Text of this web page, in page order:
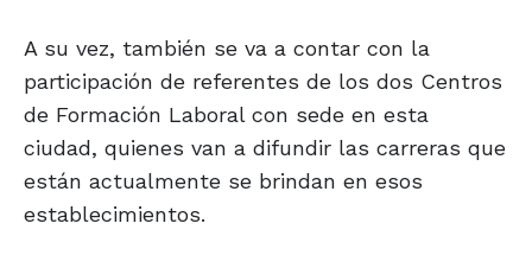
A su vez, también se va a contar con la
participación de referentes de los dos Centros
de Formación Laboral con sede en esta
ciudad, quienes van a difundir las carreras que
están actualmente se brindan en esos
establecimientos.